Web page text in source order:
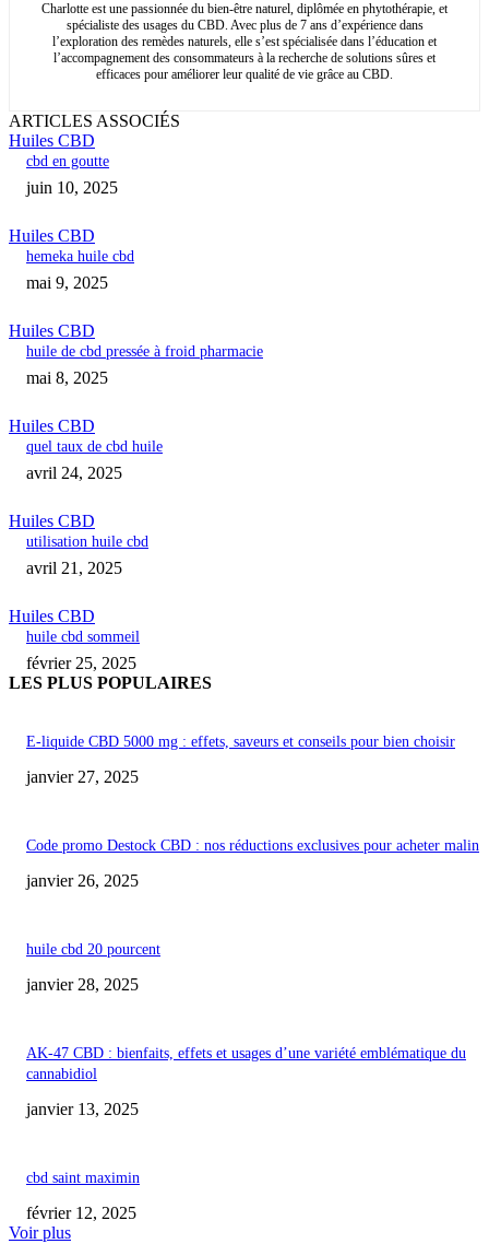
Charlotte est une passionnée du bien-être naturel, diplômée en phytothérapie, et
spécialiste des usages du CBD. Avec plus de 7 ans d’expérience dans
l’exploration des remèdes naturels, elle s’est spécialisée dans l’éducation et
l’accompagnement des consommateurs à la recherche de solutions sûres et
efficaces pour améliorer leur qualité de vie grâce au CBD.
ARTICLES ASSOCIÉS
Huiles CBD
cbd en goutte
juin 10, 2025
Huiles CBD
hemeka huile cbd
mai 9, 2025
Huiles CBD
huile de cbd pressée à froid pharmacie
mai 8, 2025
Huiles CBD
quel taux de cbd huile
avril 24, 2025
Huiles CBD
utilisation huile cbd
avril 21, 2025
Huiles CBD
huile cbd sommeil
février 25, 2025
LES PLUS POPULAIRES
E-liquide CBD 5000 mg : effets, saveurs et conseils pour bien choisir
janvier 27, 2025
Code promo Destock CBD : nos réductions exclusives pour acheter malin
janvier 26, 2025
huile cbd 20 pourcent
janvier 28, 2025
AK-47 CBD : bienfaits, effets et usages d’une variété emblématique du
cannabidiol
janvier 13, 2025
cbd saint maximin
février 12, 2025
Voir plus